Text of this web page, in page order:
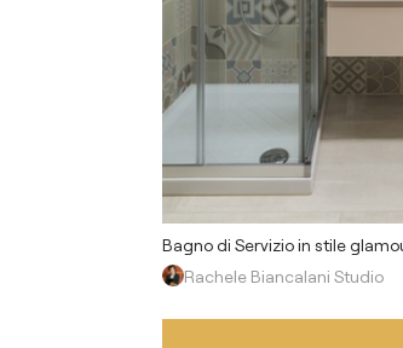
Bagno di Servizio in stile
Rachele Biancalani Studio